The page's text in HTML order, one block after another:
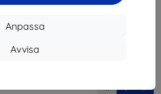
Anpassa
Avvisa
« 1 »